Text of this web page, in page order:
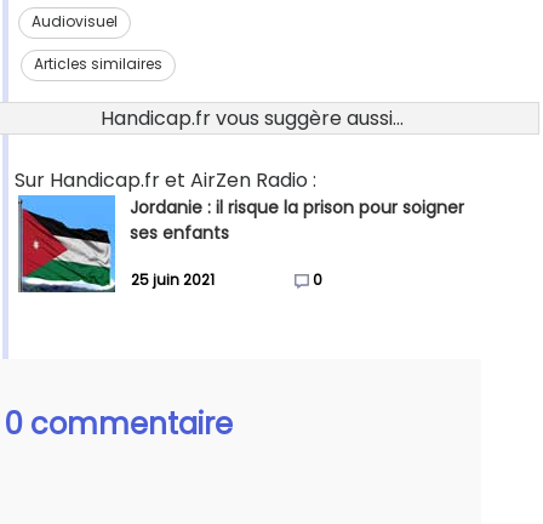
Audiovisuel
Articles similaires
Handicap.fr vous suggère aussi...
Sur Handicap.fr et AirZen Radio :
Jordanie : il risque la prison pour soigner
ses enfants
25 juin 2021 0
0 commentaire